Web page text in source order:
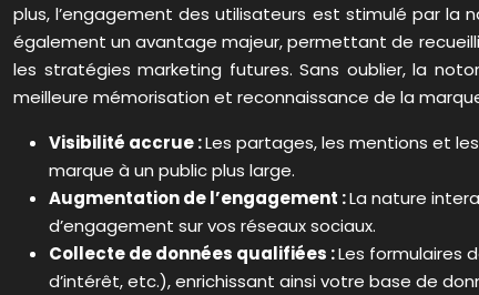
plus, l’engagement des utilisateurs est stimulé par
également un avantage majeur, permettant de
les stratégies marketing futures. Sans oublier, la
meilleure mémorisation et reconnaissance de la
Visibilité accrue :Les partages, les mentions et
marque à un public plus large.
Augmentation de l’engagement :La nature
d’engagement sur vos réseaux sociaux.
Collecte de données qualifiées :Les formulaires
d’intérêt, etc.), enrichissant ainsi votre base de